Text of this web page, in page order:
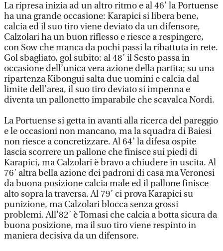
La ripresa inizia ad un altro ritmo e al 46’ la Portuense
ha una grande occasione: Karapici si libera bene,
calcia ed il suo tiro viene deviato da un difensore,
Calzolari ha un buon riflesso e riesce a respingere,
con Sow che manca da pochi passi la ribattuta in rete.
Gol sbagliato, gol subito: al 48’ il Sesto passa in
occasione dell’unica vera azione della partita; su una
ripartenza Kibongui salta due uomini e calcia dal
limite dell’area, il suo tiro deviato si impenna e
diventa un pallonetto imparabile che scavalca Nordi.
La Portuense si getta in avanti alla ricerca del pareggio
e le occasioni non mancano, ma la squadra di Baiesi
non riesce a concretizzare. Al 64’ la difesa ospite
lascia scorrere un pallone che finisce sui piedi di
Karapici, ma Calzolari è bravo a chiudere in uscita. Al
76’ altra bella azione dei padroni di casa ma Veronesi
da buona posizione calcia male ed il pallone finisce
alto sopra la traversa. Al 79’ ci prova Karapici su
punizione, ma Calzolari blocca senza grossi
problemi. All’82’ è Tomasi che calcia a botta sicura da
buona posizione, ma il suo tiro viene respinto in
maniera decisiva da un difensore.